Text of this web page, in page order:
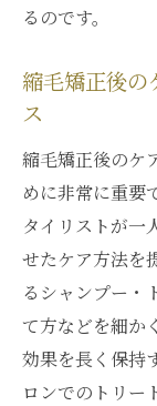
縮毛
銀座
銀座
銀座の縮
縮毛
入れる
銀座
イル
るのです。
縮毛矯正後の
ス
縮毛矯正後のケ
めに非常に重要
タイリストが一
せたケア方法を
るシャンプー・
て方などを細か
効果を長く保持
ロンでのトリー